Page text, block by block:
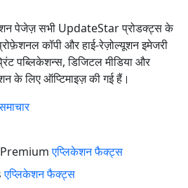
पेजेज़ सभी UpdateStar प्रोडक्ट्स के
कॉपी और हाई-रेज़ोल्यूशन इमेजरी
पब्लिकेशन्स, डिजिटल मीडिया और
के लिए ऑप्टिमाइज़ की गई हैं।
Premiumएप्लिकेशन फैक्ट्स
एप्लिकेशन फैक्ट्स